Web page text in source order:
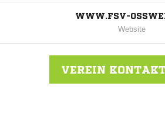
WWW.FSV-
Website
VEREIN